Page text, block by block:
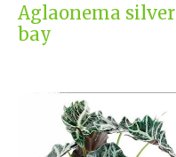
Aglaonema silver
bay